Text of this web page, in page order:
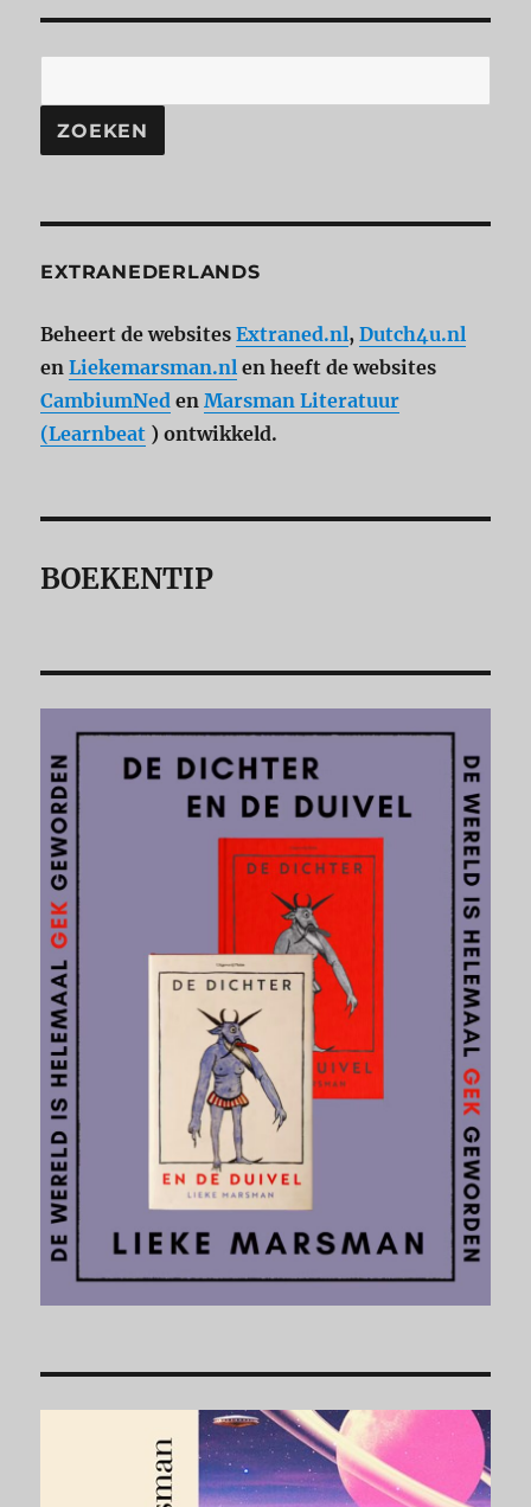
ZOEKEN
EXTRANEDERLANDS
Beheert de websitesExtraned.nl,Dutch4u.nl
enLiekemarsman.nl en heeft de websites
CambiumNed enMarsman Literatuur
(Learnbeat ) ontwikkeld.
BOEKENTIP